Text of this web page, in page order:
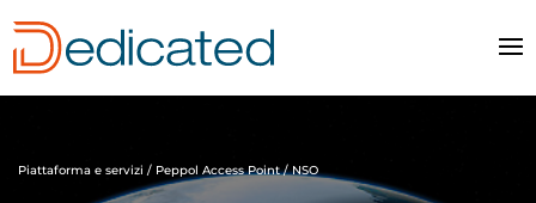
Piattaforma e servizi / Peppol Access Point/ NSO